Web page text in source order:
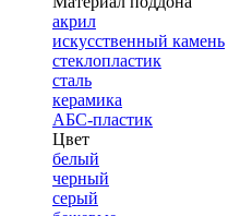
акрил
искусственный камень
стеклопластик
сталь
керамика
АБС-пластик
Цвет
белый
черный
серый